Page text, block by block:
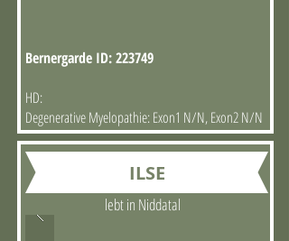
Bernergarde ID: 223749
HD:
Degenerative Myelopathie: Exon1 N/N, Exon2 N/N
ILSE
lebt in Niddatal